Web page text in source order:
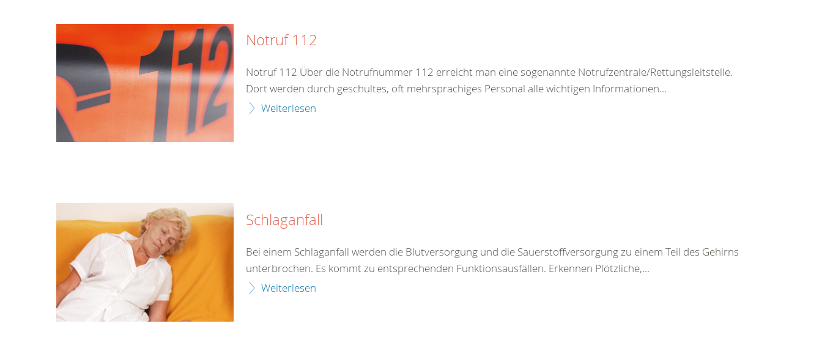
Notruf 112
Notruf 112 Über die Notrufnummer 112 erreicht man eine sogenannte Notrufzentrale/Rettungsleitstelle.
Dort werden durch geschultes, oft mehrsprachiges Personal alle wichtigen Informationen...
Weiterlesen
Schlaganfall
Bei einem Schlaganfall werden die Blutversorgung und die Sauerstoffversorgung zu einem Teil des Gehirns
unterbrochen. Es kommt zu entsprechenden Funktionsausfällen. Erkennen Plötzliche,...
Weiterlesen